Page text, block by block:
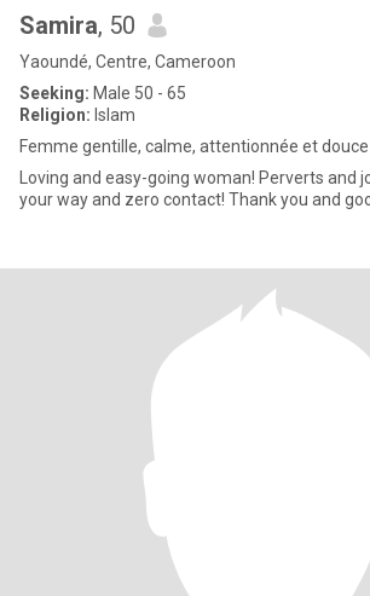
Samira, 50
Yaoundé, Centre, Cameroon
Seeking: Male 50 - 65
Religion: Islam
Femme gentille, calme, attentionnée et douce
Loving and easy-going woman! Perverts and
your way and zero contact! Thank you and